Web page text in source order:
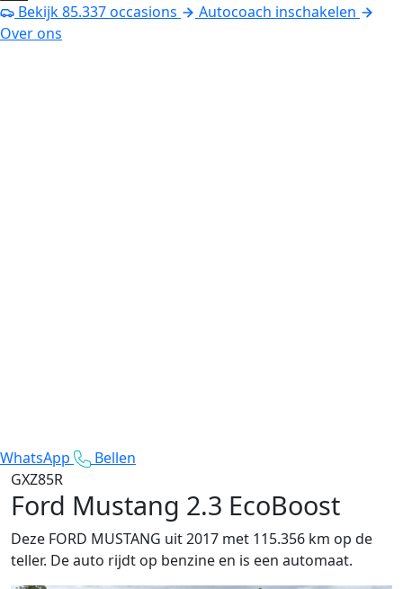
Bekijk85.337occasions
Autocoach inschakelen
Over ons
WhatsApp
Bellen
GXZ85R
Ford Mustang 2.3 EcoBoost
Deze FORD MUSTANG uit 2017 met 115.356 km op de
teller. De auto rijdt op benzine en is een automaat.